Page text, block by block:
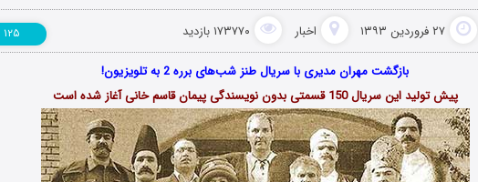
۲۷ فروردین ۱۳۹۳ اخبار ۱۷۳۷۷۰ بازدید ۱۲۵
بازگشت مهران مدیری با سریال طنز شب‌های برره 2 به تلویزیون!
پیش تولید این سریال 150 قسمتی بدون نویسندگی پیمان قاسم خانی آغاز شده است